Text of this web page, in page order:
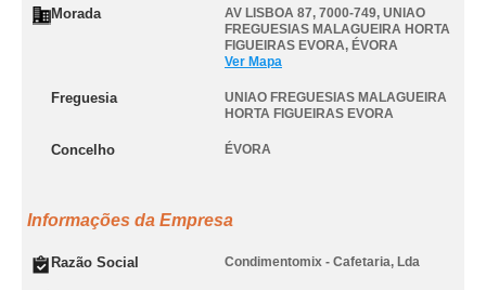
Morada AV LISBOA 87, 7000-749, UNIAO
FREGUESIAS MALAGUEIRA HORTA
FIGUEIRAS EVORA, ÉVORA
Ver Mapa
Freguesia
UNIAO FREGUESIAS MALAGUEIRA
HORTA FIGUEIRAS EVORA
Concelho ÉVORA
Informações da Empresa
Razão Social Condimentomix - Cafetaria, Lda